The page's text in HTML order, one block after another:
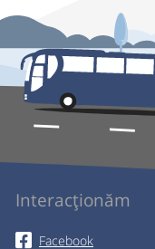
Interacționăm
Facebook